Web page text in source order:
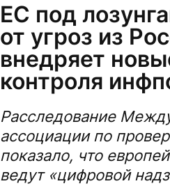
ЕС под
от угроз из
внедряет
контроля
Расследование
ассоциации по
показало, что
ведут «цифровой